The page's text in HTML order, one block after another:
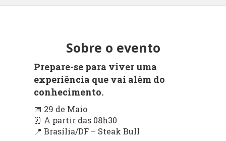
Sobre o evento
Prepare-se para viver uma
experiência que vai além do
conhecimento.
📅 29 de Maio
⏰ A partir das 08h30
📍 Brasília/DF – Steak Bull